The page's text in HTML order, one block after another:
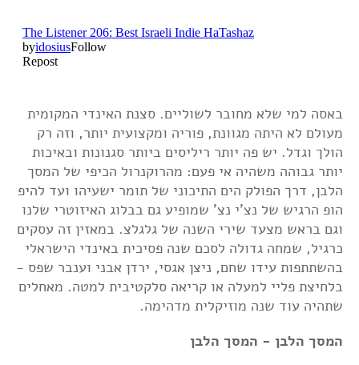
באסה למי שלא מחובר לשוליים. סצנת האינדי המקומית
מעולם לא היתה מגוונת, פוריה ומקצועית יותר, וזה רק
הולך וגדל. יש פה יותר ריליסים ביותר סגנונות ובאיכות
יותר גבוהה משהיה אי פעם: מהרוקנרול הכיפי של המסך
הלבן, דרך הפולק הים התיכוני של תומר ישעיהו ועד להיפ
הופ הרגיש של נצ'י נצ' שמופיע גם בבלוג האיזוטרי שלנו
וגם בראש מצעד שירי השנה של גלגלצ. במאזין זה עסקים
כרגיל, שמחה גדולה לסכם שנה פסיכית באינדי הישראלי
בהשתתפות עידו שחם, ניצן אגסי, ירדן אבני וענבר שפס -
בלחיצת פליי למעלה או קריאה סלקטיבית למטה. מאחלים
שתהיה עוד שנה מוזיקלית מדהימה.
המסך הלבן - המסך הלבן